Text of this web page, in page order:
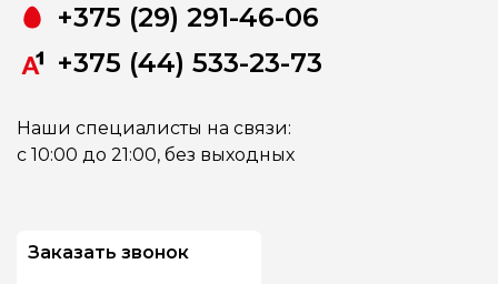
+375 (29) 291-46-06
+375 (44) 533-23-73
Наши специалисты на связи:
с 10:00 до 21:00, без выходных
Заказать звонок